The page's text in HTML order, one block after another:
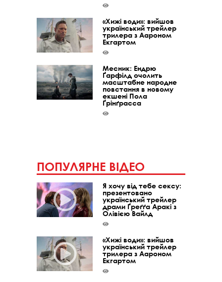
«Хижі води»: вийшов
український трейлер
трилера з Аароном
Екгартом
Месник: Ендрю
Ґарфілд очолить
масштабне народне
повстання в новому
екшені Пола
Ґрінґрасса
ПОПУЛЯРНЕ ВІДЕО
Я хочу від тебе сексу:
презентовано
український трейлер
драми Ґреґґа Аракі з
Олівією Вайлд
«Хижі води»: вийшов
український трейлер
трилера з Аароном
Екгартом